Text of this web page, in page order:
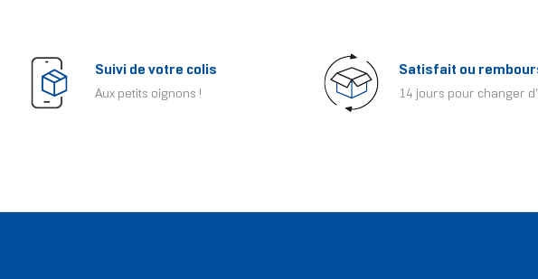
Suivi de votre colis
Aux petits oignons !
Satisfait ou
14 jours pour changer